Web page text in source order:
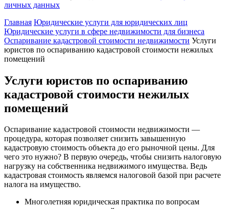
личных данных
Главная Юридические услуги для юридических лиц
Юридические услуги в сфере недвижимости для бизнеса
Оспаривание кадастровой стоимости недвижимости Услуги
юристов по оспариванию кадастровой стоимости нежилых
помещений
Услуги юристов по оспариванию
кадастровой стоимости нежилых
помещений
Оспаривание кадастровой стоимости недвижимости —
процедура, которая позволяет снизить завышенную
кадастровую стоимость объекта до его рыночной цены. Для
чего это нужно? В первую очередь, чтобы снизить налоговую
нагрузку на собственника недвижимого имущества. Ведь
кадастровая стоимость являемся налоговой базой при расчете
налога на имущество.
Многолетняя юридическая практика по вопросам